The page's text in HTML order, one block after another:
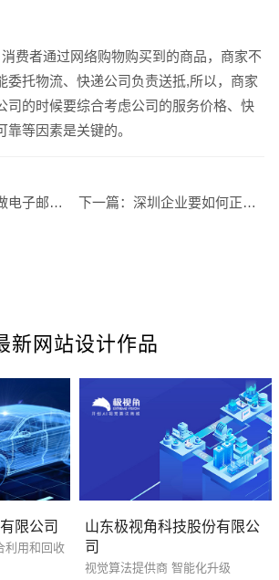
者通过网络购物购买到的商品，商家不
委托物流、快递公司负责送抵,所以，商家
司的时候要综合考虑公司的服务价格、快
等因素是关键的。
需要注意的8点 下一篇：深圳企业要如何正确做好网络营销？
新网站设计作品
限公司
利用和回收
山东极视角科技股份有限公
司
视觉算法提供商 智能化升级
品牌型网站 · 标准企业官网建设 · 外贸网
预算 1万-3万 3万-5万 5万-8万